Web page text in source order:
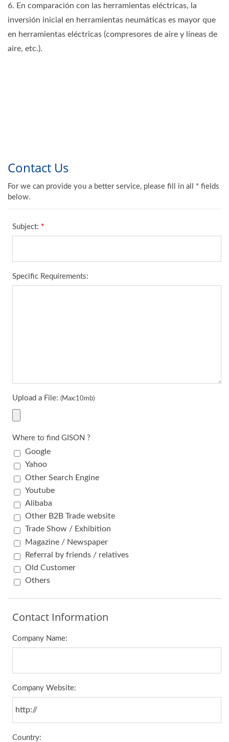
6. En comparación con las herramientas eléctricas, la
inversión inicial en herramientas neumáticas es mayor que
en herramientas eléctricas (compresores de aire y líneas de
aire, etc.).